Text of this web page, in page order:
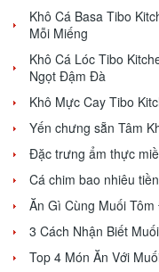
Khô Cá Basa Tibo
Mỗi Miếng
Khô Cá Lóc Tibo
Ngọt Đậm Đà
Khô Mực Cay Tibo
Yến chưng sẵn Tâm
Đặc trưng ẩm thực
Cá chim bao nhiêu
Ăn Gì Cùng Muối
3 Cách Nhận Biết
Top 4 Món Ăn Với